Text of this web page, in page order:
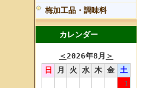
梅加工品・調味料
カレンダー
＜2026年8月 ＞
日
月 火 水 木 金 土
1